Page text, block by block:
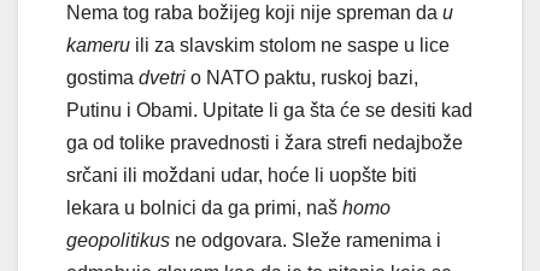
Nema tog raba božijeg koji nije spreman da u
kameru ili za slavskim stolom ne saspe u lice
gostima dvetri o NATO paktu, ruskoj bazi,
Putinu i Obami. Upitate li ga šta će se desiti kad
ga od tolike pravednosti i žara strefi nedajbože
srčani ili moždani udar, hoće li uopšte biti
lekara u bolnici da ga primi, naš homo
geopolitikus ne odgovara. Sleže ramenima i